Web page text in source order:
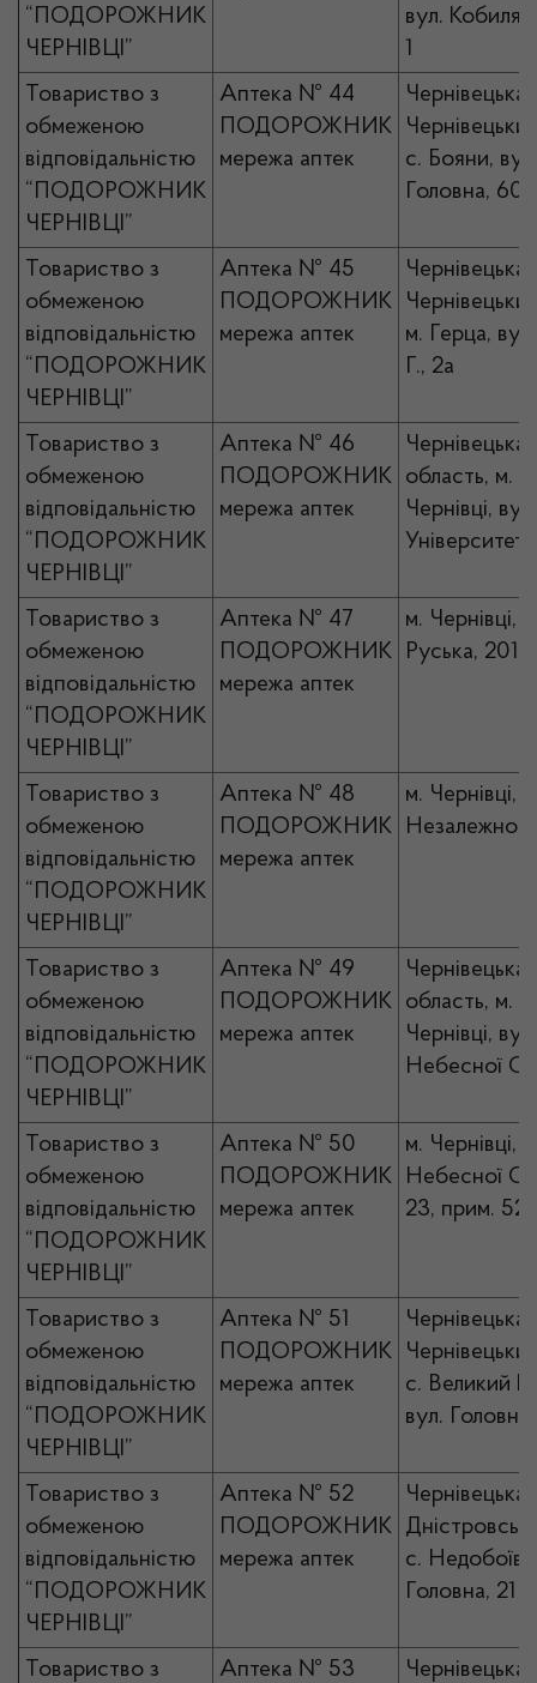
“ПОДОРОЖНИК
ЧЕРНІВЦІ”
вул.
1
Товариство з
обмеженою
відповідальністю
“ПОДОРОЖНИК
ЧЕРНІВЦІ”
Аптека № 44
ПОДОРОЖНИК
мережа аптек
Чернівецька
с. Бояни, вул.
Головна, 60
Товариство з
обмеженою
відповідальністю
“ПОДОРОЖНИК
ЧЕРНІВЦІ”
Аптека № 45
ПОДОРОЖНИК
мережа аптек
Чернівецька
м. Герца,
Г., 2а
Товариство з
обмеженою
відповідальністю
“ПОДОРОЖНИК
ЧЕРНІВЦІ”
Аптека № 46
ПОДОРОЖНИК
мережа аптек
Чернівецька
область, м.
Чернівці, вул.
Товариство з
обмеженою
відповідальністю
“ПОДОРОЖНИК
ЧЕРНІВЦІ”
Аптека № 47
ПОДОРОЖНИК
мережа аптек
м. Чернівці,
Руська, 201-
Товариство з
обмеженою
відповідальністю
“ПОДОРОЖНИК
ЧЕРНІВЦІ”
Аптека № 48
ПОДОРОЖНИК
мережа аптек
м. Чернівці,
Товариство з
обмеженою
відповідальністю
“ПОДОРОЖНИК
ЧЕРНІВЦІ”
Аптека № 49
ПОДОРОЖНИК
мережа аптек
Чернівецька
область, м.
Чернівці, вул.
Небесної
Товариство з
обмеженою
відповідальністю
“ПОДОРОЖНИК
ЧЕРНІВЦІ”
Аптека № 50
ПОДОРОЖНИК
мережа аптек
м. Чернівці,
Небесної
23, прим. 52
Товариство з
обмеженою
відповідальністю
“ПОДОРОЖНИК
ЧЕРНІВЦІ”
Аптека № 51
ПОДОРОЖНИК
мережа аптек
Чернівецька
с. Великий
вул.
Товариство з
обмеженою
відповідальністю
“ПОДОРОЖНИК
ЧЕРНІВЦІ”
Аптека № 52
ПОДОРОЖНИК
мережа аптек
Чернівецька
с.
Головна, 21
Товариство з
Аптека № 53
Чернівецька